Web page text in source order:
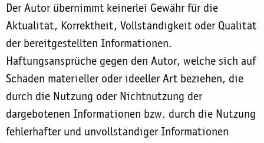
Der Autor übernimmt keinerlei Gewähr für die
Aktualität, Korrektheit, Vollständigkeit oder Qualität
der bereitgestellten Informationen.
Haftungsansprüche gegen den Autor, welche sich auf
Schäden materieller oder ideeller Art beziehen, die
durch die Nutzung oder Nichtnutzung der
dargebotenen Informationen bzw. durch die Nutzung
fehlerhafter und unvollständiger Informationen